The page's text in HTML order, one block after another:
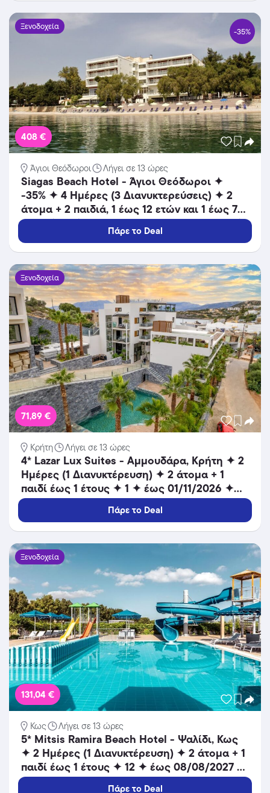
Ξενοδοχεία -35%
408 €
Άγιοι Θεόδωροι Λήγει σε 13 ώρες
Siagas Beach Hotel - Άγιοι Θεόδωροι ✦
-35% ✦ 4 Ημέρες (3 Διανυκτερεύσεις) ✦ 2
άτομα + 2 παιδιά, 1 έως 12 ετών και 1 έως 7
ετών ✦ 12 ✦ 18/08/2026 έως 25/08/2026 ✦
Καθημερινή προβολή παιδικών ταινιών!
Πάρε το Deal
Ξενοδοχεία
71,89 €
Κρήτη Λήγει σε 13 ώρες
4* Lazar Lux Suites - Αμμουδάρα, Κρήτη ✦ 2
Ημέρες (1 Διανυκτέρευση) ✦ 2 άτομα + 1
παιδί έως 1 έτους ✦ 1 ✦ έως 01/11/2026 ✦
Κοντά σε παραλία!Πάρε το Deal
Ξενοδοχεία
131,04 €
Κως Λήγει σε 13 ώρες
5* Mitsis Ramira Beach Hotel - Ψαλίδι, Κως
✦ 2 Ημέρες (1 Διανυκτέρευση) ✦ 2 άτομα + 1
παιδί έως 1 έτους ✦ 12 ✦ έως 08/08/2027 ✦
Μπροστά στην παραλία!
Πάρε το Deal